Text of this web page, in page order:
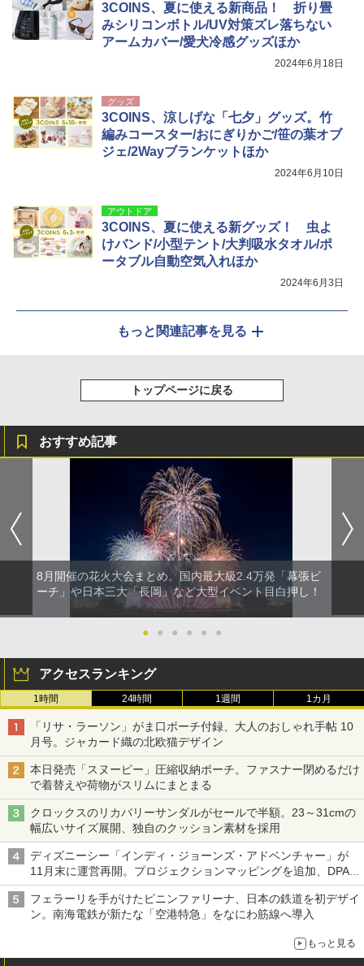
￥15,990
3COINS、夏に使える新商品！ 折り畳
みシリコンボトル/UV対策ズレ落ちない
アームカバー/愛犬冷感グッズほか
2024年6月18日
グッズ
3COINS、涼しげな「七夕」グッズ。竹
編みコースター/おにぎりかご/笹の葉オブ
ジェ/2Wayブランケットほか
2024年6月10日
アウトドア
3COINS、夏に使える新グッズ！ 虫よ
けバンド/小型テント/大判吸水タオル/ポ
ータブル自動空気入れほか
2024年6月3日
もっと関連記事を見る
トップページに戻る
おすすめ記事
8月開催の花火大会まとめ。国内最大級2.4万発「幕張ビ
ーチ」や日本三大「長岡」など大型イベント目白押し！
● ● ● ● ● ●
アクセスランキング
1時間 24時間 1週間 1カ月
「リサ・ラーソン」がま口ポーチ付録、大人のおしゃれ手帖 10
月号。ジャカード織の北欧猫デザイン
本日発売「スヌーピー」圧縮収納ポーチ。ファスナー閉めるだけ
で着替えや荷物がスリムにまとまる
クロックスのリカバリーサンダルがセールで半額。23～31cmの
幅広いサイズ展開、独自のクッション素材を採用
ディズニーシー「インディ・ジョーンズ・アドベンチャー」が
11月末に運営再開。プロジェクションマッピングを追加、DPA
は1500円
フェラーリを手がけたピニンファリーナ、日本の鉄道を初デザイ
ン。南海電鉄が新たな「空港特急」をなにわ筋線へ導入
もっと見る